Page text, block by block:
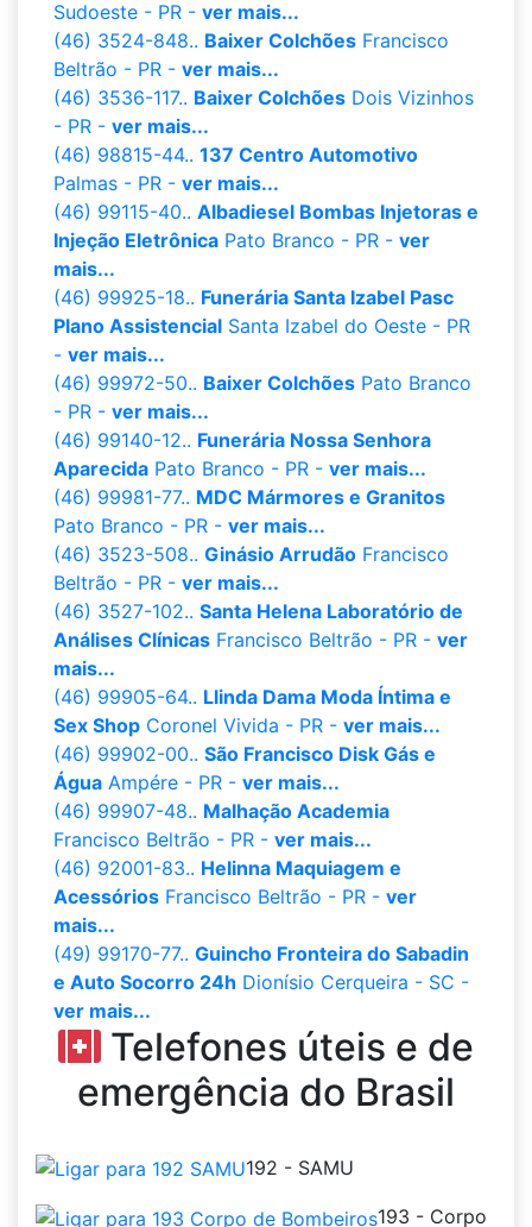
Sudoeste - PR - ver mais...
(46) 3524-848.. Baixer Colchões Francisco
Beltrão - PR - ver mais...
(46) 3536-117.. Baixer Colchões Dois Vizinhos
- PR - ver mais...
(46) 98815-44.. 137 Centro Automotivo
Palmas - PR - ver mais...
(46) 99115-40.. Albadiesel Bombas Injetoras e
Injeção Eletrônica Pato Branco - PR - ver
mais...
(46) 99925-18.. Funerária Santa Izabel Pasc
Plano Assistencial Santa Izabel do Oeste - PR
- ver mais...
(46) 99972-50.. Baixer Colchões Pato Branco
- PR - ver mais...
(46) 99140-12.. Funerária Nossa Senhora
Aparecida Pato Branco - PR - ver mais...
(46) 99981-77.. MDC Mármores e Granitos
Pato Branco - PR - ver mais...
(46) 3523-508.. Ginásio Arrudão Francisco
Beltrão - PR - ver mais...
(46) 3527-102.. Santa Helena Laboratório de
Análises Clínicas Francisco Beltrão - PR - ver
mais...
(46) 99905-64.. Llinda Dama Moda Íntima e
Sex Shop Coronel Vivida - PR - ver mais...
(46) 99902-00.. São Francisco Disk Gás e
Água Ampére - PR - ver mais...
(46) 99907-48.. Malhação Academia
Francisco Beltrão - PR - ver mais...
(46) 92001-83.. Helinna Maquiagem e
Acessórios Francisco Beltrão - PR - ver
mais...
(49) 99170-77.. Guincho Fronteira do Sabadin
e Auto Socorro 24h Dionísio Cerqueira - SC -
ver mais...
Telefones úteis e de
emergência do Brasil
192 - SAMU
193 - Corpo